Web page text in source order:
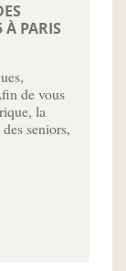
PARIS
de vous
la
seniors,